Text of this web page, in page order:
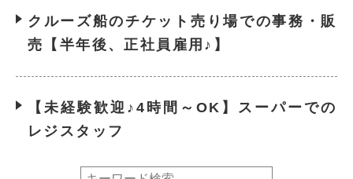
クルーズ船のチケット売り場での事務・販
売【半年後、正社員雇用♪】
【未経験歓迎♪4時間～OK】スーパーでの
レジスタッフ